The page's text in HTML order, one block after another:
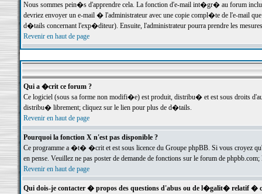
Nous sommes pein�s d'apprendre cela. La fonction d'e-mail int�gr� au forum inclut
devriez envoyer un e-mail � l'administrateur avec une copie compl�te de l'e-mail
d�tails concernant l'exp�diteur). Ensuite, l'administrateur pourra prendre les
Revenir en haut de page
Qui a �crit ce forum ?
Ce logiciel (sous sa forme non modifi�e) est produit, distribu� et est sous droits
distribu� librement; cliquez sur le lien pour plus de d�tails.
Revenir en haut de page
Pourquoi la fonction X n'est pas disponible ?
Ce programme a �t� �crit et est sous licence du Groupe phpBB. Si vous croyez
en pense. Veuillez ne pas poster de demande de fonctions sur le forum de
Revenir en haut de page
Qui dois-je contacter � propos des questions d'abus ou de l�galit� relatif �